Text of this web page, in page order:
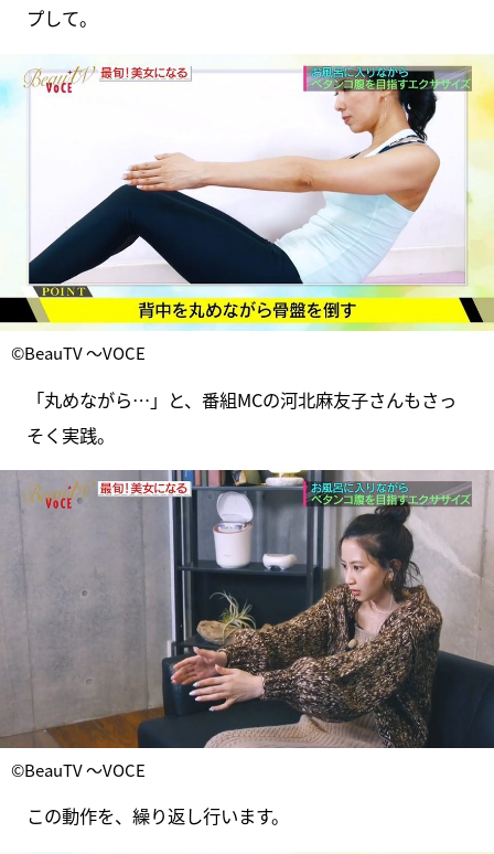
プして。
©BeauTV ～VOCE
「丸めながら…」と、番組MCの河北麻友子さんもさっ
そく実践。
©BeauTV ～VOCE
この動作を、繰り返し行います。